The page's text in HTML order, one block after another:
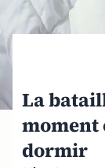
La
moment
dormir